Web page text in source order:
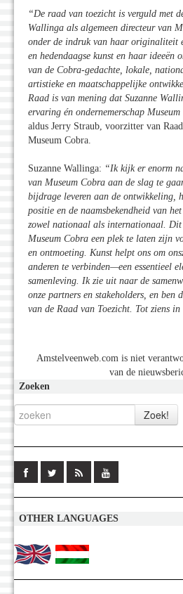
“De raad van toezicht is verguld met
Wallinga als algemeen directeur van
onder de indruk van haar originaliteit
en hedendaagse kunst en haar ideeën
van de Cobra-gedachte, lokale,
artistieke en maatschappelijke
Raad is van mening dat Suzanne
ervaring én ondernemerschap
aldus Jerry Straub, voorzitter van
Museum Cobra.
Suzanne Wallinga: “Ik kijk er enorm
van Museum Cobra aan de slag te
bijdrage leveren aan de ontwikkeling,
positie en de naamsbekendheid van
zowel nationaal als internationaal. Dit
Museum Cobra een plek te laten zijn
en ontmoeting. Kunst helpt ons om
anderen te verbinden—een essentieel
samenleving. Ik zie uit naar de
onze partners en stakeholders, en ben
van de Raad van Toezicht. Tot ziens in
Amstelveenweb.com is niet
van de
Zoeken
OTHER LANGUAGES